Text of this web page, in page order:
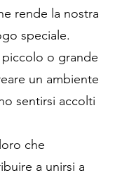
rende la nostra
speciale.
o grande
un ambiente
sentirsi accolti
che
a unirsi a